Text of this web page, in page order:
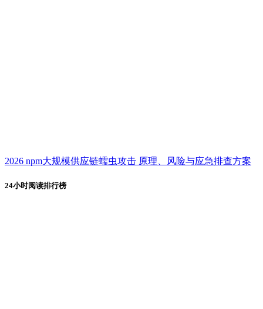
2026 npm大规模供应链蠕虫攻击 原理、风险与应急排查方案
24小时阅读排行榜